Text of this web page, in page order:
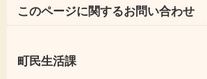
このページに関するお問い合わせ
町民生活課